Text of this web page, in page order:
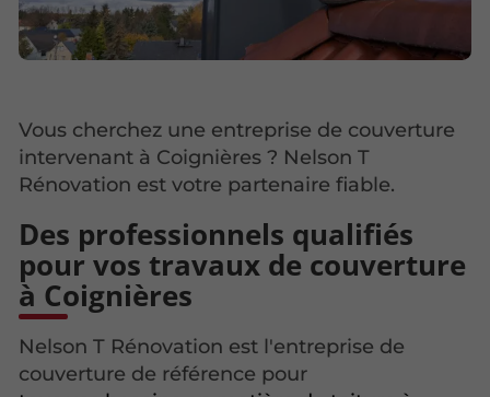
Vous cherchez une entreprise de couverture
intervenant à Coignières ? Nelson T
Rénovation est votre partenaire fiable.
Des professionnels qualifiés
pour vos travaux de couverture
à Coignières
Nelson T Rénovation est l'entreprise de
couverture de référence pour